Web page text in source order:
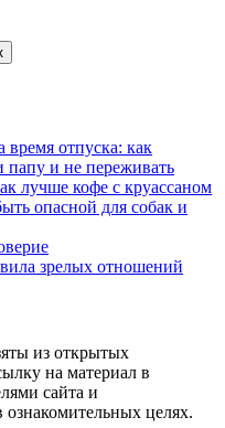
отпуска: как
папу и не переживать
лучше кофе с круассаном
опасной для собак и
зрелых отношений
из открытых
на материал в
сайта и
ознакомительных целях.